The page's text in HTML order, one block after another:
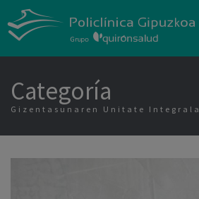
Categoría
Gizentasunaren Unitate Integrala